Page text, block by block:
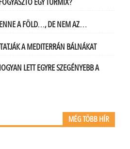
A FÖLD…, DE NEM AZ…
A MEDITERRÁN BÁLNÁKAT
LETT EGYRE SZEGÉNYEBB A
MÉG TÖBB HÍR